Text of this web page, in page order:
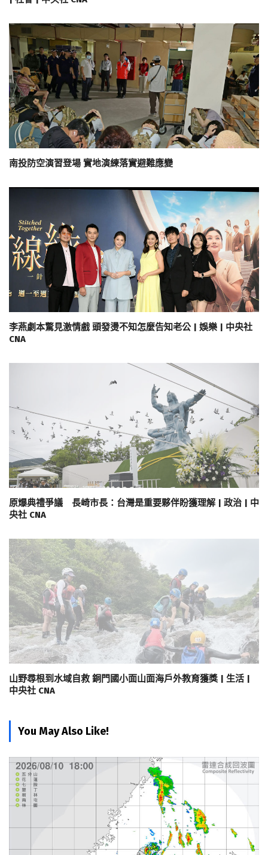
南投防空演習登場 實地演練落實避難應變
李燕劇本驚見激情戲 頭發燙不知怎麼告知老公 | 娛樂 | 中央社
CNA
原爆典禮爭議 長崎市長：台灣是重要夥伴盼獲理解 | 政治 | 中
央社 CNA
山野尋根到水域自救 銅門國小面山面海戶外教育獲獎 | 生活 |
中央社 CNA
You May Also Like!